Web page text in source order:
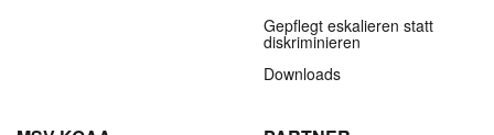
Gepflegt eskalieren statt
diskriminieren
Downloads